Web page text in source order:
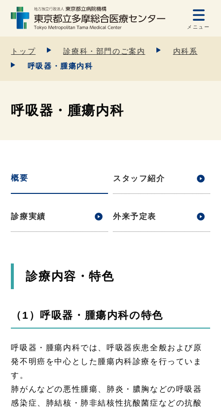
メニュー
トップ 診療科・部門のご案内
内科系
呼吸器・腫瘍内科
呼吸器・腫瘍内科
概要 スタッフ紹介
診療実績 外来予定表
診療内容・特色
（1）呼吸器・腫瘍内科の特色
呼吸器・腫瘍内科では、呼吸器疾患全般および原
発不明癌を中心とした腫瘍内科診療を行っていま
す。
肺がんなどの悪性腫瘍、肺炎・膿胸などの呼吸器
感染症、肺結核・肺非結核性抗酸菌症などの抗酸